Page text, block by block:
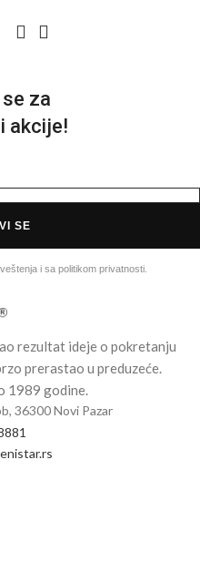
za
akcije!
SE
i sa politikom privatnosti.
rezultat ideje o pokretanju
prerastao u preduzeće.
1989 godine.
36300 Novi Pazar